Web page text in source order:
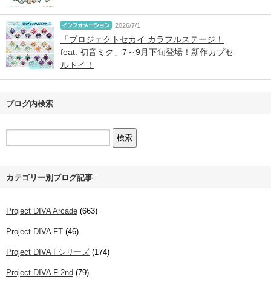
2026/7/1
「プロジェクトセカイ カラフルステージ！
feat. 初音ミク」7～9月下旬登場！新作カプセ
ルトイ！
ブログ内検索
カテゴリー別ブログ記事
Project DIVA Arcade (663)
Project DIVA FT (46)
Project DIVA Fシリーズ (174)
Project DIVA F 2nd (79)